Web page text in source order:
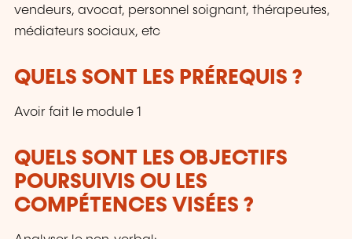
vos interactions. Apprenez à observer.
Comprenez mieux. Agissez avec justesse.
vendeurs, avocat, personnel soignant, thérapeutes,
médiateurs sociaux, etc
QUELS SONT LES PRÉREQUIS ?
Avoir fait le module 1
QUELS SONT LES OBJECTIFS
POURSUIVIS OU LES
COMPÉTENCES VISÉES ?